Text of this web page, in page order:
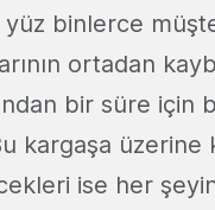
binlerce
ortadan
bir süre için
kargaşa üzerine
ise her